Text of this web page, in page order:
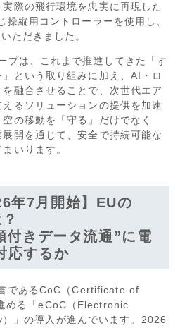
際の飛行環境を忠実に再現した
操縦用コントローラーを使用し、
ただきました。
プは、これまで推進してきた「す
という取り組みに加え、AI・ロ
融合させることで、次世代エア
るソリューションの提供を加速
の移動を「守る」だけでなく
展開を通じて、安全で持続可能な
いります。
年7月開始】EUの
付きデータ流通”に電
応するか
であるCoC（Certificate of
める「eCoC（Electronic
」の導入が進んでいます。2026